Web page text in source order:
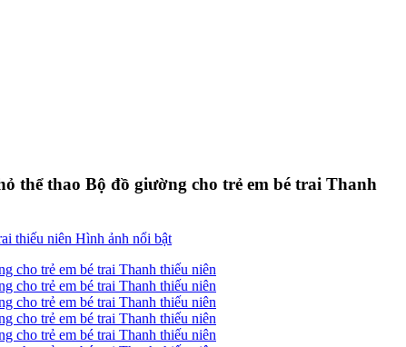
thể thao Bộ đồ giường cho trẻ em bé trai Thanh